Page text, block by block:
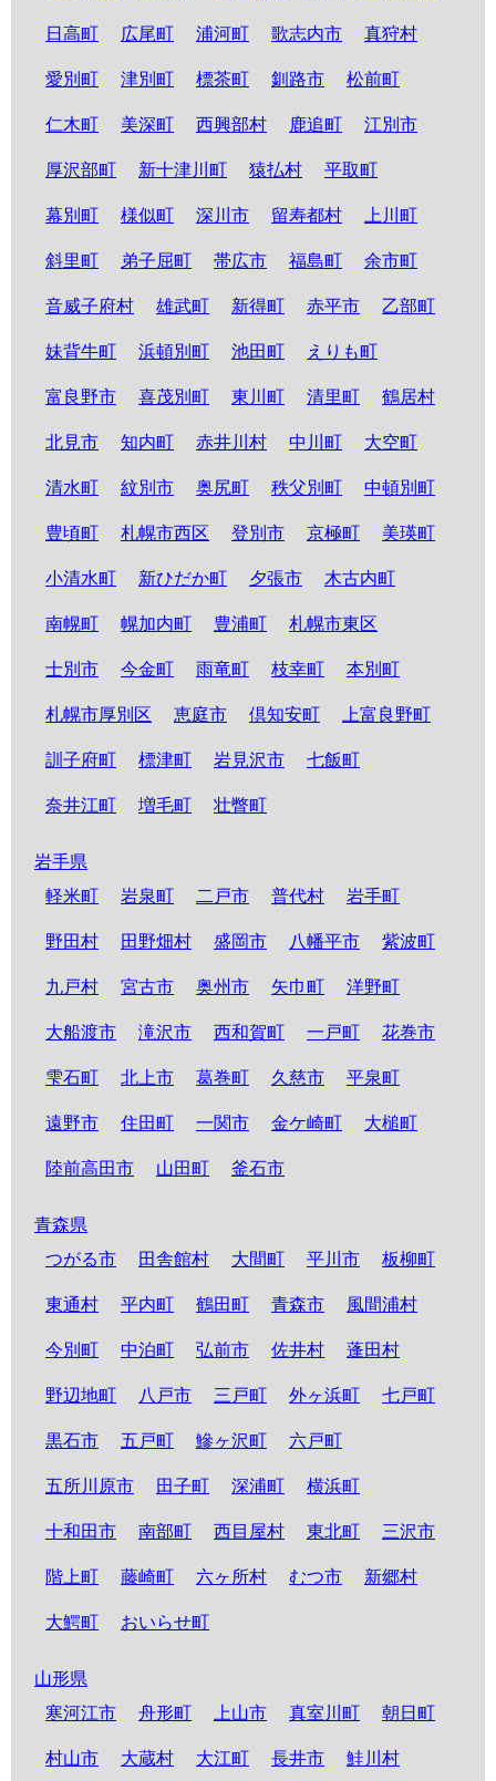
日高町 広尾町 浦河町 歌志内市 真狩村
愛別町 津別町 標茶町 釧路市 松前町
仁木町 美深町 西興部村 鹿追町 江別市
厚沢部町 新十津川町 猿払村 平取町
幕別町 様似町 深川市 留寿都村 上川町
斜里町 弟子屈町 帯広市 福島町 余市町
音威子府村 雄武町 新得町 赤平市 乙部町
妹背牛町 浜頓別町 池田町 えりも町
富良野市 喜茂別町 東川町 清里町 鶴居村
北見市 知内町 赤井川村 中川町 大空町
清水町 紋別市 奥尻町 秩父別町 中頓別町
豊頃町 札幌市西区 登別市 京極町 美瑛町
小清水町 新ひだか町 夕張市 木古内町
南幌町 幌加内町 豊浦町 札幌市東区
士別市 今金町 雨竜町 枝幸町 本別町
札幌市厚別区 恵庭市 倶知安町 上富良野町
訓子府町 標津町 岩見沢市 七飯町
奈井江町 増毛町 壮瞥町
岩手県
軽米町
岩泉町 二戸市 普代村 岩手町
野田村 田野畑村 盛岡市 八幡平市 紫波町
九戸村 宮古市 奥州市 矢巾町 洋野町
大船渡市 滝沢市 西和賀町 一戸町 花巻市
雫石町 北上市 葛巻町 久慈市 平泉町
遠野市 住田町 一関市 金ケ崎町 大槌町
陸前高田市 山田町 釜石市
青森県
つがる市
田舎館村 大間町 平川市 板柳町
東通村 平内町 鶴田町 青森市 風間浦村
今別町 中泊町 弘前市 佐井村 蓬田村
野辺地町 八戸市 三戸町 外ヶ浜町 七戸町
黒石市 五戸町 鰺ヶ沢町 六戸町
五所川原市 田子町 深浦町 横浜町
十和田市 南部町 西目屋村 東北町 三沢市
階上町 藤崎町 六ヶ所村 むつ市 新郷村
大鰐町 おいらせ町
山形県
寒河江市
舟形町 上山市 真室川町 朝日町
村山市 大蔵村 大江町 長井市 鮭川村